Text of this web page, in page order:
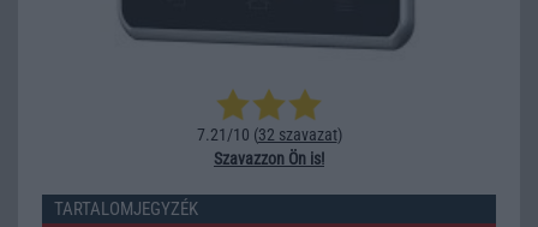
7.21/10 (32 szavazat)
Szavazzon Ön is!
TARTALOMJEGYZÉK